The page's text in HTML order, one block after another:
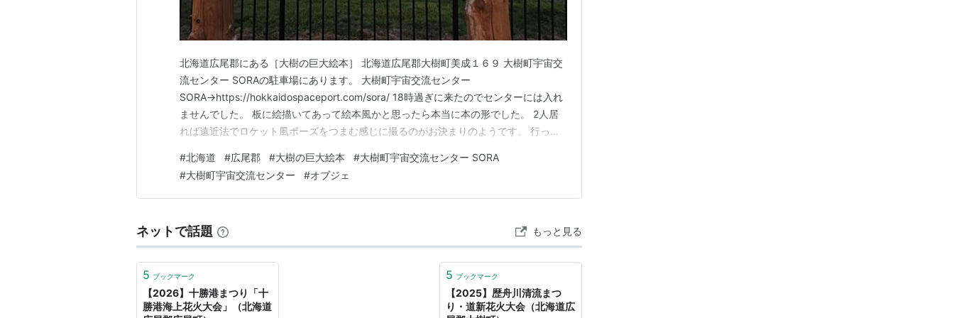
北海道広尾郡にある［大樹の巨大絵本］ 北海道広尾郡大樹町美成１６９ 大樹町宇宙交
流センター SORAの駐車場にあります。 大樹町宇宙交流センター
SORA→https://hokkaidospaceport.com/sora/ 18時過ぎに来たのでセンターには入れ
ませんでした。 板に絵描いてあって絵本風かと思ったら本当に本の形でした。 2人居
れば遠近法でロケット風ポーズをつまむ感じに撮るのがお決まりのようです。 行った
てなブログ 携帯 インスタグラム スレッド Ｘ(ブログ投稿宣伝のみ) suzuriグッズ…
#北海道 #広尾郡 #大樹の巨大絵本 #大樹町宇宙交流センター SORA
#大樹町宇宙交流センター #オブジェ
ネットで話題 もっと見る
5 ブックマーク
【2026】十勝港まつり「十
勝港海上花火大会」（北海道
5 ブックマーク
【2025】歴舟川清流まつ
り・道新花火大会（北海道広